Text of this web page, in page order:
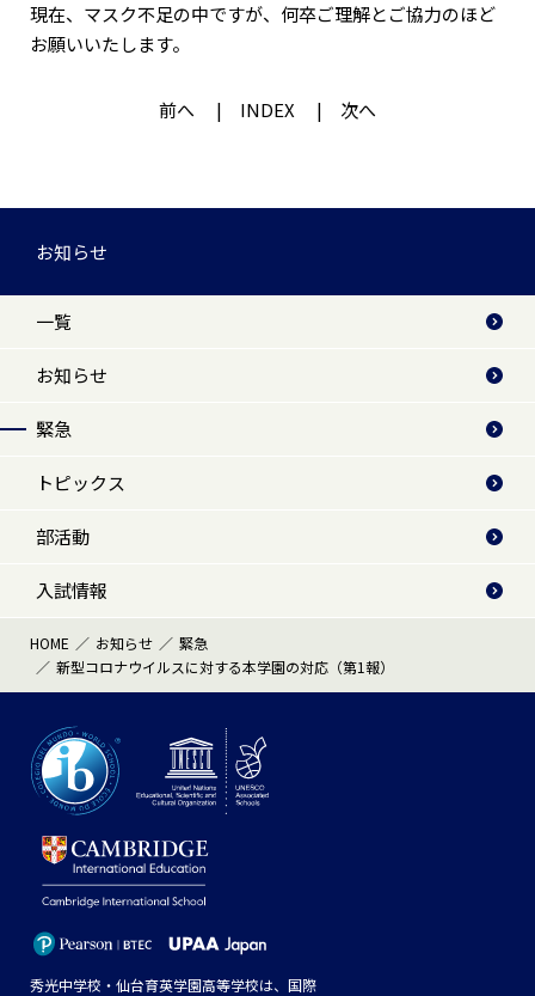
現在、マスク不足の中ですが、何卒ご理解とご協力のほど
お願いいたします。
前へ INDEX 次へ
お知らせ
一覧
お知らせ
緊急
トピックス
部活動
入試情報
HOME お知らせ
緊急
新型コロナウイルスに対する本学園の対応（第1報）
秀光中学校・仙台育英学園高等学校は、国際